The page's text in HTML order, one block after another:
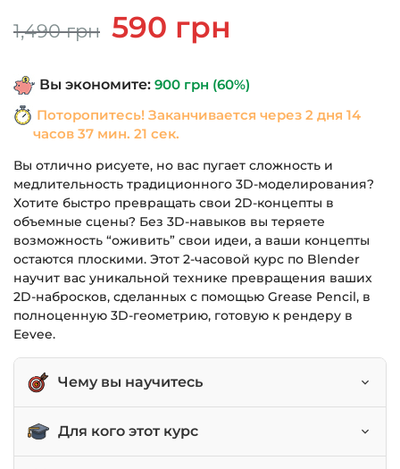
1,490грн
Первоначальная
цена
1,490 грн.
590 грн
Вы экономите: 900 грн (60%)
Поторопитесь! Заканчивается через 2 дня 14
часов 37 мин. 21 сек.
Вы отлично рисуете, но вас пугает сложность и
медлительность традиционного 3D-моделирования?
Хотите быстро превращать свои 2D-концепты в
объемные сцены? Без 3D-навыков вы теряете
возможность “оживить” свои идеи, а ваши концепты
остаются плоскими. Этот 2-часовой курс по Blender
научит вас уникальной технике превращения ваших
2D-набросков, сделанных с помощью Grease Pencil, в
полноценную 3D-геометрию, готовую к рендеру в
Eevee.
Чему вы научитесь
Превращать 2D-скетчи в 3D-модели.
Использовать инструмент Grease Pencil для
Для кого этот курс